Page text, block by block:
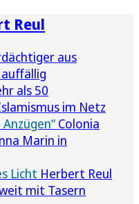
Reul
aus
als 50
im Netz
Colonia
Marin in
Licht Herbert Reul
mit Tasern